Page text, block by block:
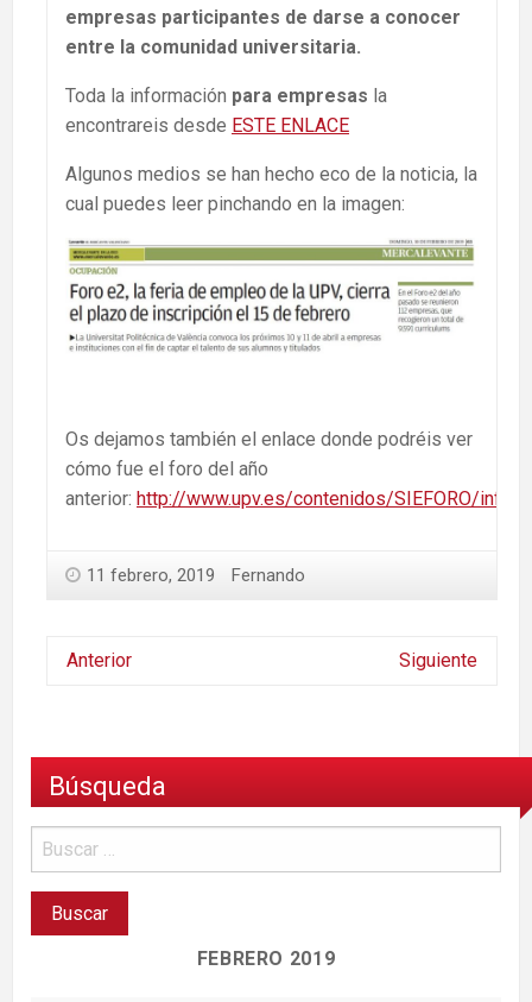
empresas participantes de darse a conocer
entre la comunidad universitaria.
Toda la información para empresas la
encontrareis desde ESTE ENLACE
Algunos medios se han hecho eco de la noticia, la
cual puedes leer pinchando en la imagen:
Os dejamos también el enlace donde podréis ver
cómo fue el foro del año
anterior: http://www.upv.es/contenidos/SIEFORO/
11 febrero, 2019 Fernando
Anterior Siguiente
Búsqueda
FEBRERO 2019